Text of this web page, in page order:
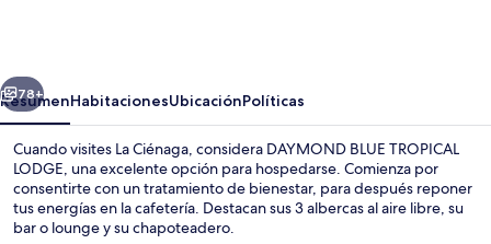
Siguiente
78+
ResumenHabitacionesUbicaciónPolíticas
Cuando visites La Ciénaga, considera DAYMOND BLUE TROPICAL
LODGE, una excelente opción para hospedarse. Comienza por
consentirte con un tratamiento de bienestar, para después reponer
tus energías en la cafetería. Destacan sus 3 albercas al aire libre, su
bar o lounge y su chapoteadero.